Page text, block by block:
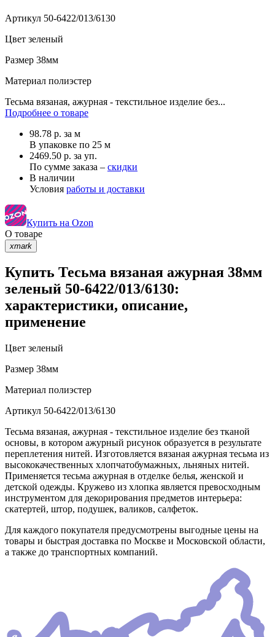
Артикул 50-6422/013/6130
Цвет зеленый
Размер 38мм
Материал полиэстер
Тесьма вязаная, ажурная - текстильное изделие без...
Подробнее о товаре
98.78 р. за м
В упаковке по 25 м
2469.50 р. за уп.
По сумме заказа – скидки
В наличии
Условия работы и доставки
Купить на Ozon
О товаре
xmark
Купить Тесьма вязаная ажурная 38мм
зеленый 50-6422/013/6130:
характеристики, описание,
применение
Цвет зеленый
Размер 38мм
Материал полиэстер
Артикул 50-6422/013/6130
Тесьма вязаная, ажурная - текстильное изделие без тканой
основы, в котором ажурный рисунок образуется в результате
переплетения нитей. Изготовляется вязаная ажурная тесьма из
высококачественных хлопчатобумажных, льняных нитей.
Применяется тесьма ажурная в отделке белья, женской и
детской одежды. Кружево из хлопка является превосходным
инструментом для декорирования предметов интерьера:
скатертей, штор, подушек, валиков, салфеток.
Для каждого покупателя предусмотрены выгодные цены на
товары и быстрая доставка по Москве и Московской области,
а также до транспортных компаний.